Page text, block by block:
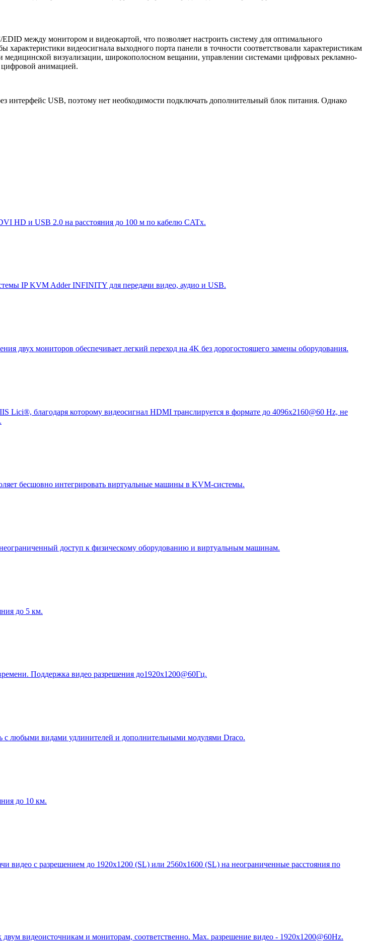
между монитором и видеокартой, что позволяет настроить систему для оптимального
видеосигнала выходного порта панели в точности соответствовали характеристикам
медицинской визуализации, широкополосном вещании, управлении системами цифровых рекламно-
цифровой анимацией.
интерфейс USB, поэтому нет необходимости подключать дополнительный блок питания. Однако
HD и USB 2.0 на расстояния до 100 м по кабелю CATx.
IP KVM Adder INFINITY для передачи видео, аудио и USB.
мониторов обеспечивает легкий переход на 4K без дорогостоящего замены оборудования.
Lici®, благодаря которому видеосигнал HDMI транслируется в формате до 4096x2160@60 Hz, не
бесшовно интегрировать виртуальные машины в KVM-системы.
доступ к физическому оборудованию и виртуальным машинам.
до 5 км.
Поддержка видео разрешения до1920x1200@60Гц.
любыми видами удлинителей и дополнительными модулями Draco.
до 10 км.
видео с разрешением до 1920х1200 (SL) или 2560х1600 (SL) на неограниченные расстояния по
видеоисточникам и мониторам, соответственно. Max. разрешение видео - 1920x1200@60Hz.